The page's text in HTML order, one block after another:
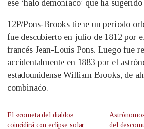
ese ‘halo demoníaco’ que ha
12P/Pons-Brooks tiene un período
fue descubierto en julio de 1812 por
francés Jean-Louis Pons. Luego fue
accidentalmente en 1883 por el
estadounidense William Brooks, de
combinado.
El «cometa del diablo»
coincidirá con eclipse solar
del